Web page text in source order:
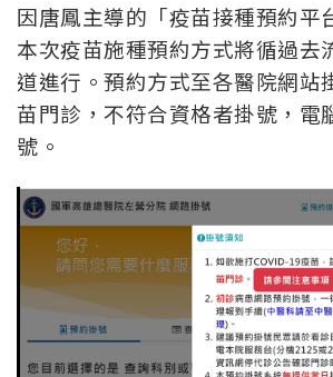
因唐鳳主導的「疫苗接種預約平
本次疫苗施種預約方式將循過去
道進行。預約方式至各醫院網站
苗門診，不符合資格者掛號，電
號。